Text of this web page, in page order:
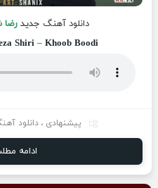
دانلود آهنگ جدید
Shiri– Khoob Boodi
پیشنهادی ، دانلود
ادامه